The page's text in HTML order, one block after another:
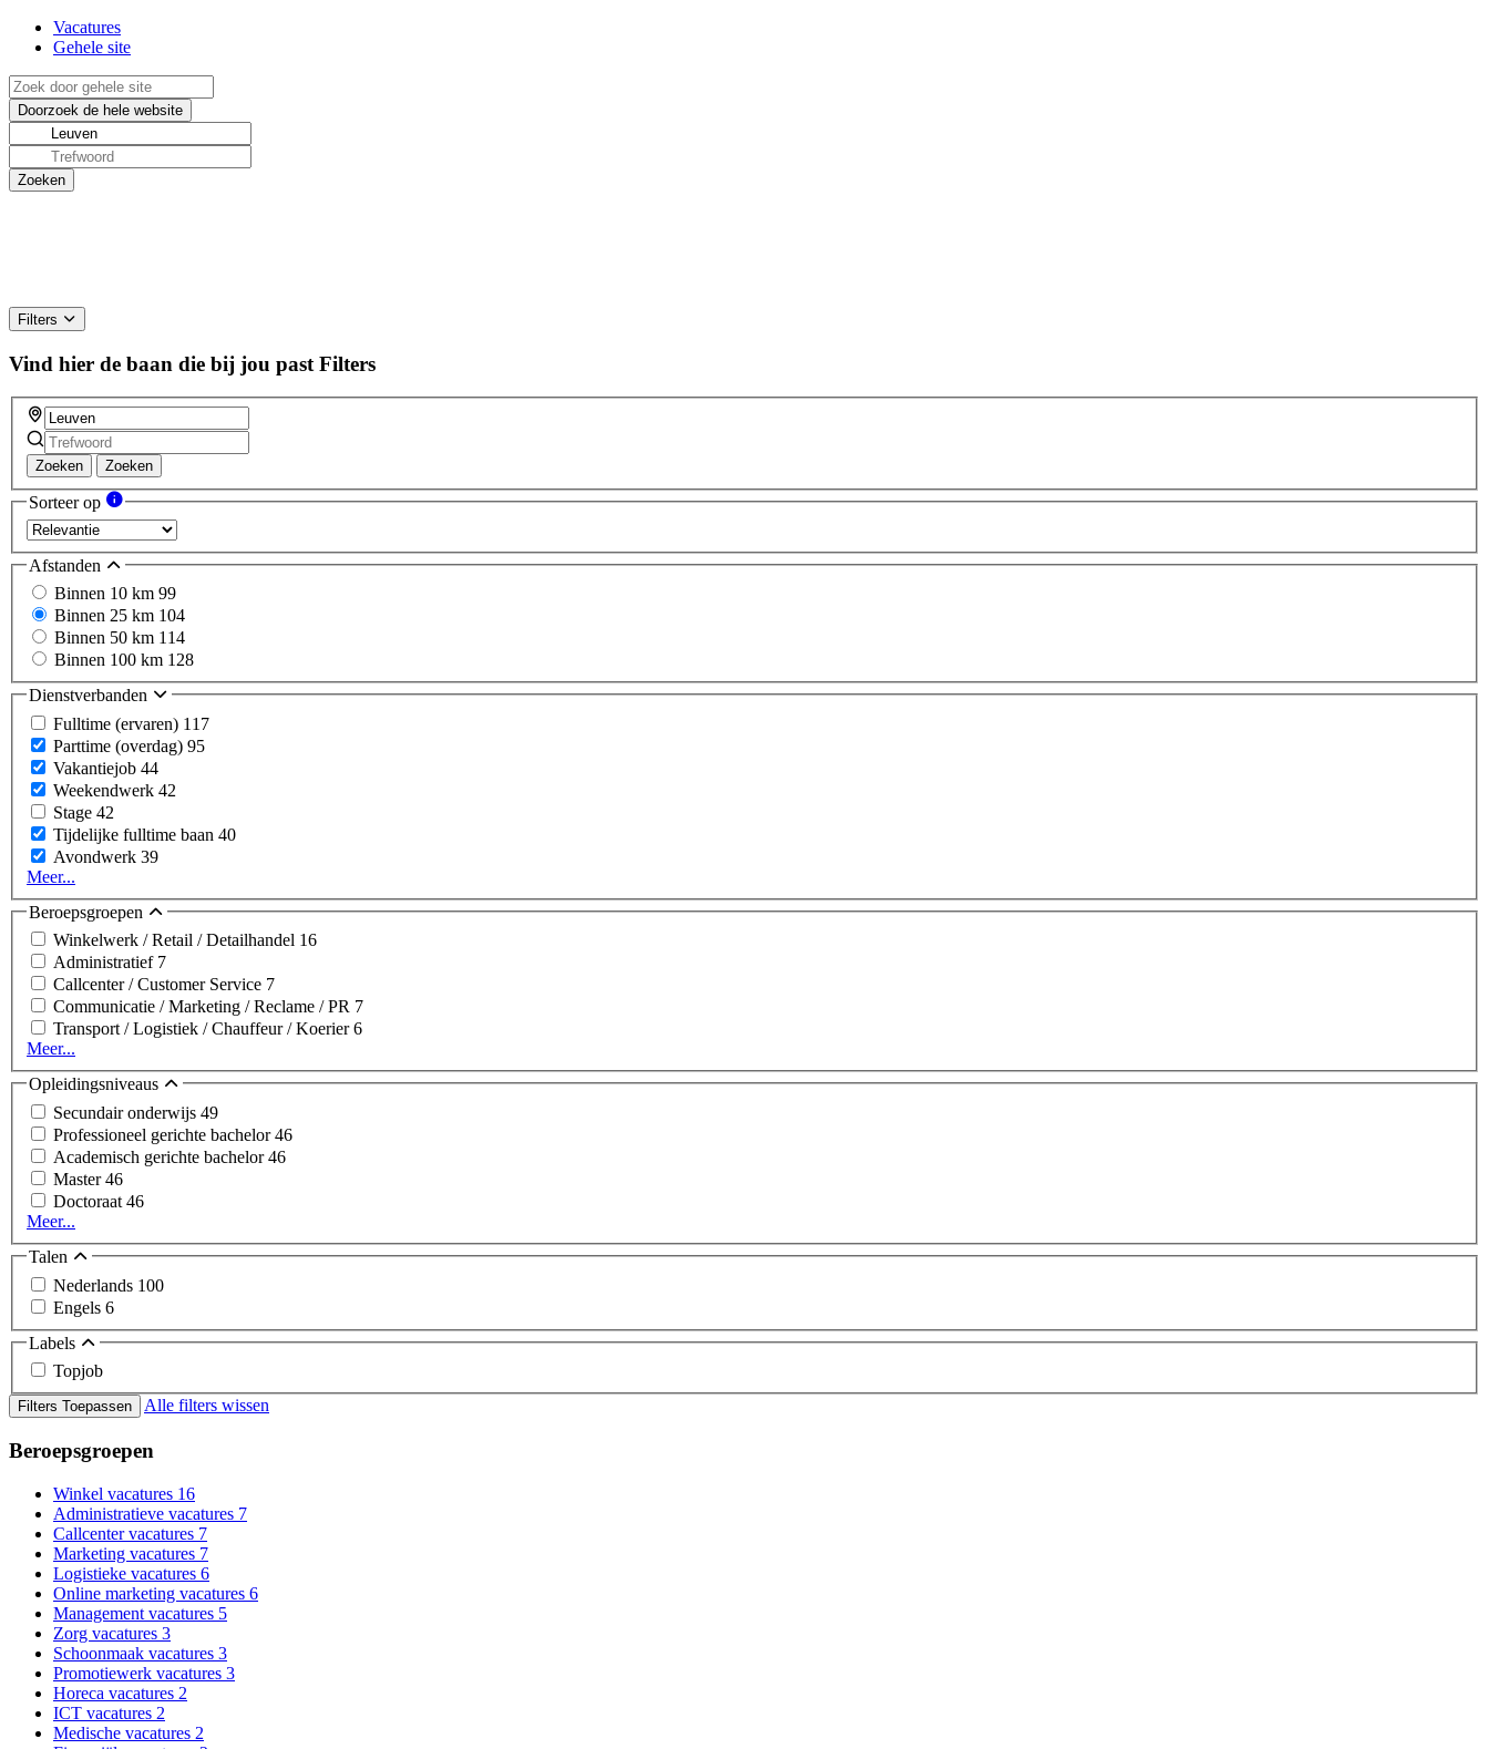
Vacatures
Gehele site
Filters
Vind hier de baan die bij jou past Filters
Zoeken Zoeken
Sorteer op
Afstanden
Binnen 10 km 99
Binnen 25 km 104
Binnen 50 km 114
Binnen 100 km 128
Dienstverbanden
Fulltime (ervaren) 117
Parttime (overdag) 95
Vakantiejob 44
Weekendwerk 42
Stage 42
Tijdelijke fulltime baan 40
Avondwerk 39
Meer...
Beroepsgroepen
Winkelwerk / Retail / Detailhandel 16
Administratief 7
Callcenter / Customer Service 7
Communicatie / Marketing / Reclame / PR 7
Transport / Logistiek / Chauffeur / Koerier6
Meer...
Opleidingsniveaus
Secundair onderwijs 49
Professioneel gerichte bachelor46
Academisch gerichte bachelor46
Master46
Doctoraat 46
Meer...
Talen
Nederlands 100
Engels 6
Labels
Topjob
Filters Toepassen Alle filters wissen
Beroepsgroepen
Winkel vacatures 16
Administratieve vacatures 7
Callcenter vacatures 7
Marketing vacatures 7
Logistieke vacatures 6
Online marketing vacatures 6
Management vacatures 5
Zorg vacatures 3
Schoonmaak vacatures 3
Promotiewerk vacatures 3
Horeca vacatures 2
ICT vacatures 2
Medische vacatures 2